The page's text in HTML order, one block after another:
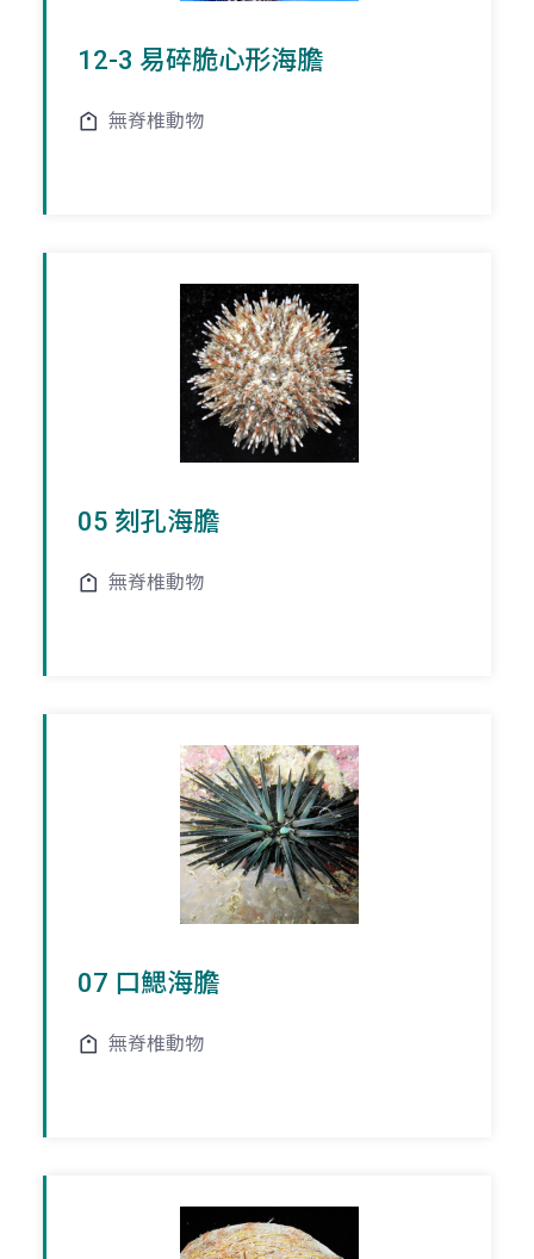
12-3 易碎脆心形海膽
無脊椎動物
05 刻孔海膽
無脊椎動物
07 口鰓海膽
無脊椎動物